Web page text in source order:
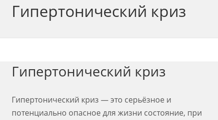
Гипертонический криз
Гипертонический криз
Гипертонический криз — это серьёзное и
потенциально опасное для жизни состояние, при